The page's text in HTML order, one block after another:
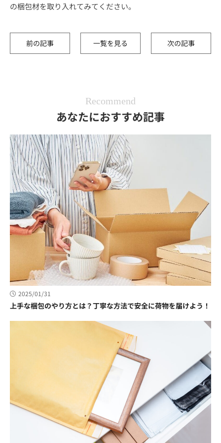
の梱包材を取り入れてみてください。
前の記事 一覧を見る 次の記事
Recommend
あなたにおすすめ記事
2025/01/31
上手な梱包のやり方とは？丁寧な方法で安全に荷物を届けよう！